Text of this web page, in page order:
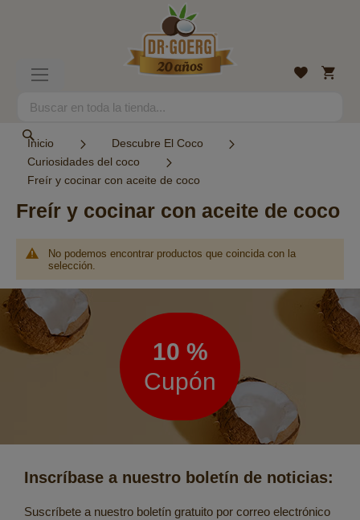
Search
Lista
Mi
cesta
Inicio
Descubre El Coco
Curiosidades del coco
Freír y cocinar con aceite de coco
Freír y cocinar con aceite de coco
No podemos encontrar productos que coincida con la
selección.
Boletín
de
noticias
10 %
Cupón
Inscríbase a nuestro boletín de noticias:
Suscríbete a nuestro boletín gratuito por correo electrónico